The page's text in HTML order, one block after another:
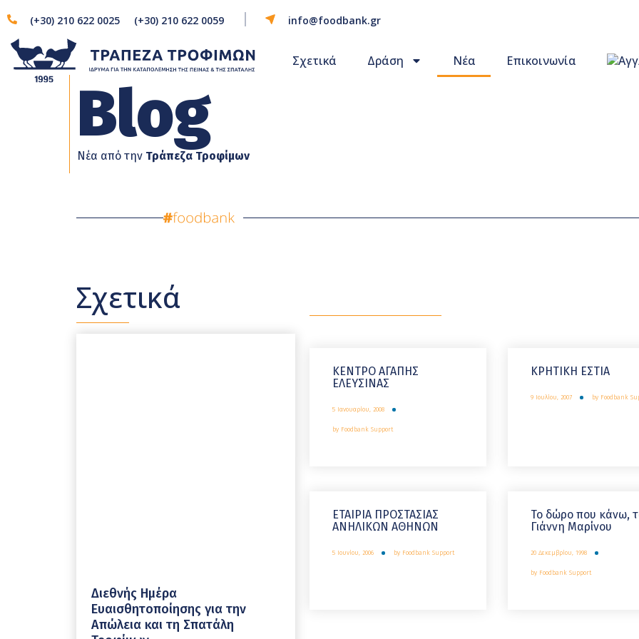
(+30) 210 622 0025 (+30) 210 622 0059 info@foodbank.gr
Σχετικά Δράση Νέα Επικοινωνία
Blog
Νέα από την Τράπεζα Τροφίμων
Σχετικά
Διεθνής Ημέρα
Ευαισθητοποίησης για την
Απώλεια και τη Σπατάλη
ΚΕΝΤΡΟ ΑΓΑΠΗΣ
ΕΛΕΥΣΙΝΑΣ
5 Ιανουαρίου, 2008
by Foodbank Support
ΚΡΗΤΙΚΗ ΕΣΤΙΑ
9 Ιουλίου, 2007 by Foodbank
ΕΤΑΙΡΙΑ ΠΡΟΣΤΑΣΙΑΣ
ΑΝΗΛΙΚΩΝ ΑΘΗΝΩΝ
5 Ιουνίου, 2006 by Foodbank Support
Το δώρο που κάνω,
Γιάννη Μαρίνου
20 Δεκεμβρίου, 1998
by Foodbank Support